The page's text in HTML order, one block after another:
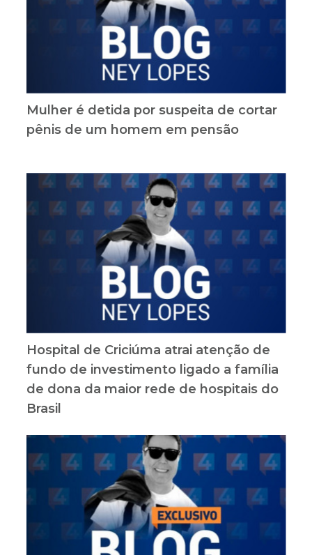
Mulher é detida por suspeita de cortar
pênis de um homem em pensão
Hospital de Criciúma atrai atenção de
fundo de investimento ligado a família
de dona da maior rede de hospitais do
Brasil